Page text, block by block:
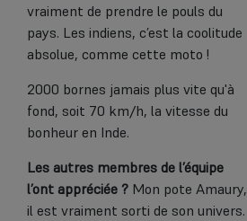
vraiment de prendre le pouls du
pays. Les indiens, c’est la coolitude
absolue, comme cette moto !
2000 bornes jamais plus vite qu'à
fond, soit 70 km/h, la vitesse du
bonheur en Inde.
Les autres membres de l’équipe
l’ont appréciée ? Mon pote Amaury,
il est vraiment sorti de son univers.